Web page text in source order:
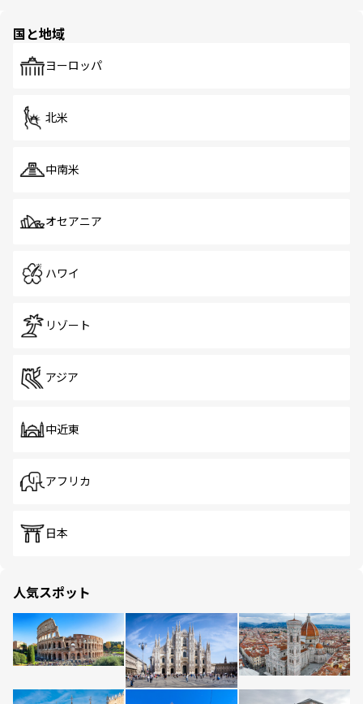
で、ホーカーズは地元の風情を楽しめる外せないスポット
国と地域
ヨーロッパ
北米
中南米
オセアニア
ハワイ
リゾート
アジア
中近東
アフリカ
日本
人気スポット